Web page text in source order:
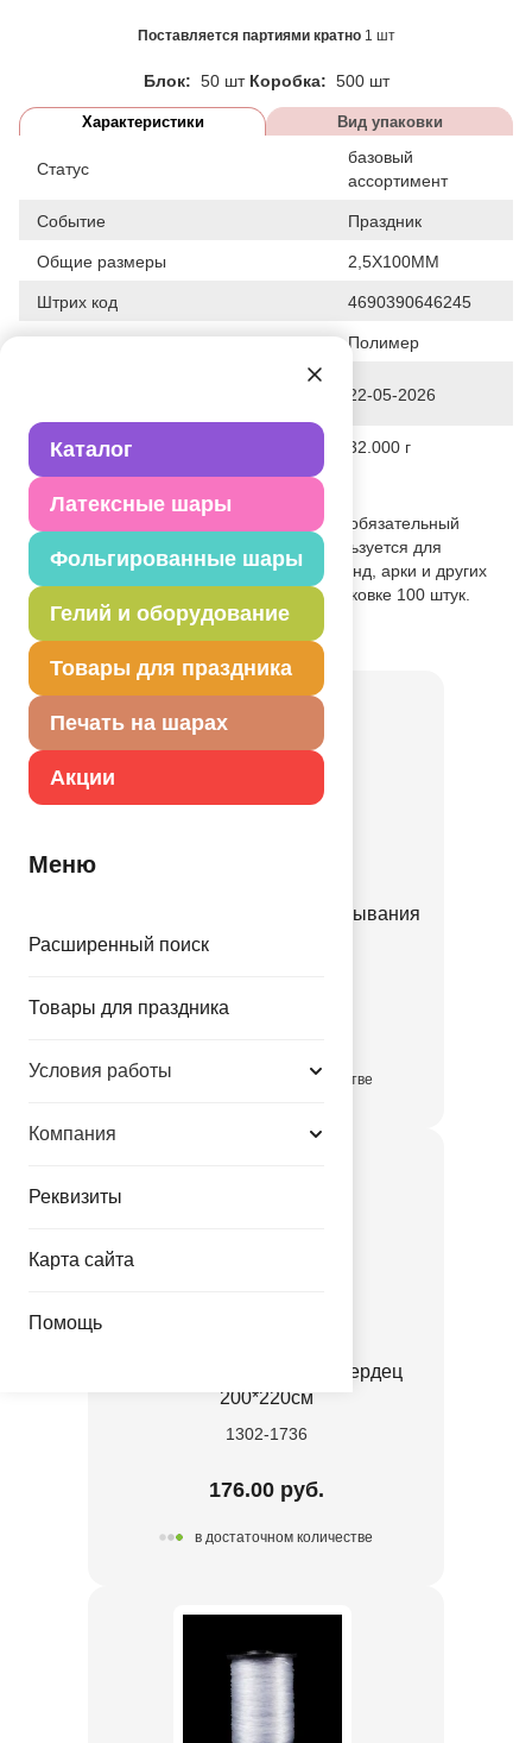
Каталог
Латексные шары
Фольгированные шары
Гелий и оборудование
Товары для праздника
Печать на шарах
Акции
Меню
Расширенный поиск
Товары для праздника
Условия работы
Компания
Реквизиты
Карта сайта
Помощь
Поставляется партиями кратно 1 шт
Блок: 50 шт Коробка: 500 шт
Характеристики Вид упаковки
Статус
базовый
ассортимент
Событие Праздник
Общие размеры 2,5Х100ММ
Штрих код 4690390646245
Исходный материал Полимер
22-05-2026
Вес 32.000 г
Описание товара
Белая нейлоновая стяжка 2,5х100мм – обязательный
атрибут в работе аэродизайнера, используется для
надежного крепления и фиксации гирлянд, арки и других
конструкций из воздушных шаров. В упаковке 100 штук.
Товар из разделаРазное.
Приспособление для завязывания
в достаточном количестве
Пакет д/надутых МЕГА Сердец
200*220см
1302-1736
176.00 руб.
в достаточном количестве